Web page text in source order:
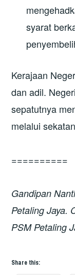
syarat
Kerajaan
dan adil.
sepatutnya
melalui
==========
Gandipan
Petaling Jaya.
PSM Petaling
Share this: